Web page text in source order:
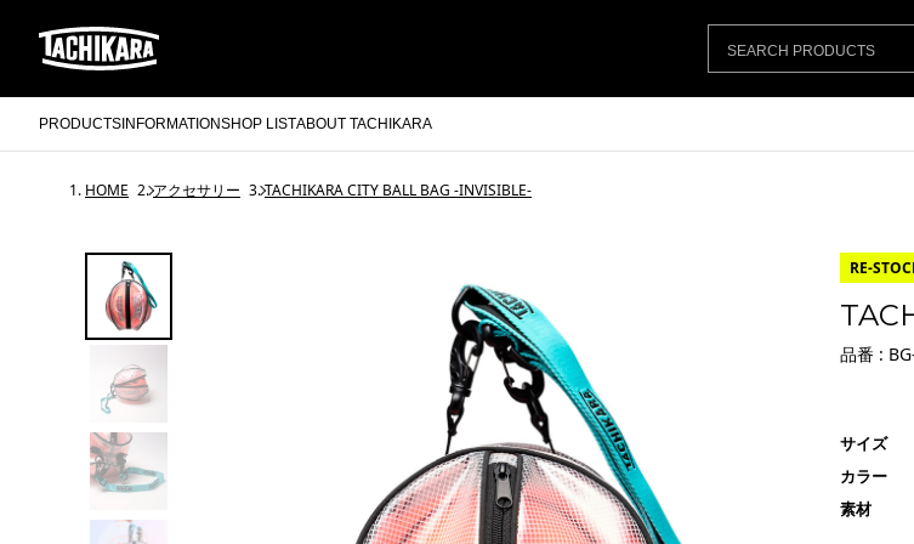
PRODUCTS INFORMATIONSHOP LISTABOUT TACHIKARA
HOME アクセサリー TACHIKARA CITY BALL BAG -INVISIBLE-
RE-
品番 :
サイズ
カラー
素材